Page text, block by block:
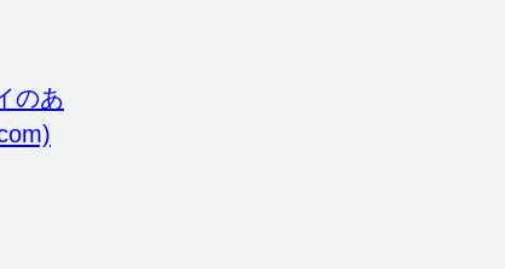
のあ